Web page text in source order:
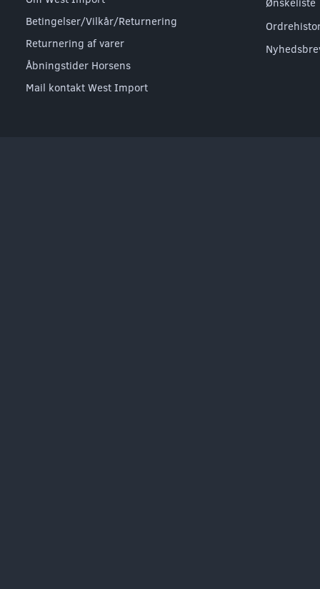
Betingelser/Vilkår/Returnering
Returnering af varer
Åbningstider Horsens
Mail kontakt West Import